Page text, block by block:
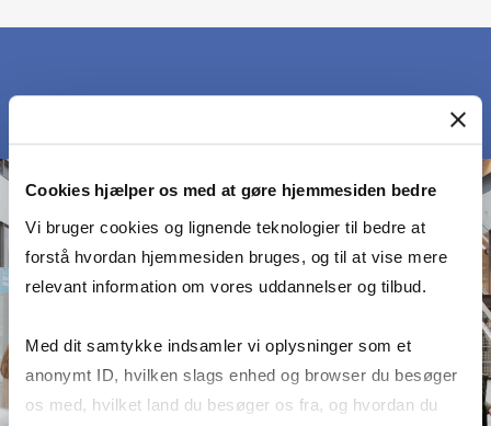
Cookies hjælper os med at gøre hjemmesiden bedre
Vi bruger cookies og lignende teknologier til bedre at
forstå hvordan hjemmesiden bruges, og til at vise mere
relevant information om vores uddannelser og tilbud.
Med dit samtykke indsamler vi oplysninger som et
anonymt ID, hvilken slags enhed og browser du besøger
os med, hvilket land du besøger os fra, og hvordan du